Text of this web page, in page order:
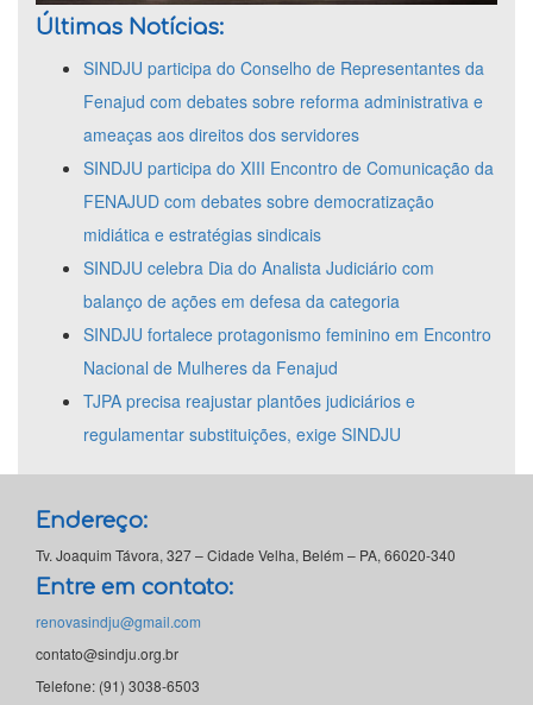
Últimas Notícias:
SINDJU participa do Conselho de Representantes da
Fenajud com debates sobre reforma administrativa e
ameaças aos direitos dos servidores
SINDJU participa do XIII Encontro de Comunicação da
FENAJUD com debates sobre democratização
midiática e estratégias sindicais
SINDJU celebra Dia do Analista Judiciário com
balanço de ações em defesa da categoria
SINDJU fortalece protagonismo feminino em Encontro
Nacional de Mulheres da Fenajud
TJPA precisa reajustar plantões judiciários e
regulamentar substituições, exige SINDJU
Endereço:
Tv. Joaquim Távora, 327 – Cidade Velha, Belém – PA, 66020-340
Entre em contato:
renovasindju@gmail.com
contato@sindju.org.br
Telefone: (91) 3038-6503